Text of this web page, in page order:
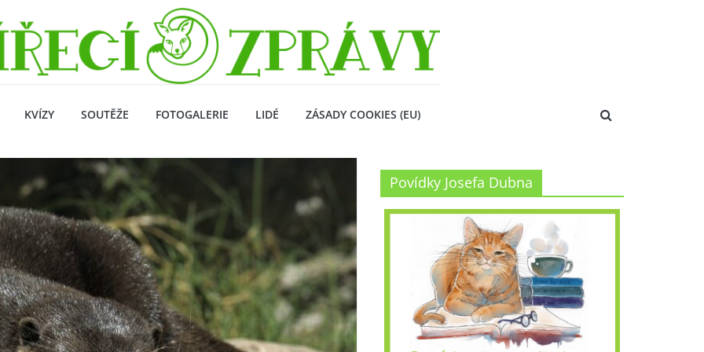
KVÍZY SOUTĚŽE FOTOGALERIE LIDÉ ZÁSADY COOKIES (EU)
Povídky Josefa Dubna